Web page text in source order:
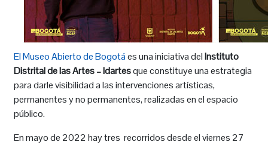
El Museo Abierto de Bogotáes una iniciativa delInstituto
Distrital de las Artes – Idartesque constituye una estrategia
para darle visibilidad a las intervenciones artísticas,
permanentes y no permanentes, realizadas en el espacio
público.
En mayo de 2022 hay tres recorridos desde el viernes 27